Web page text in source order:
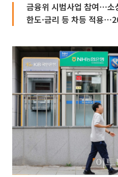
금융위 시범사업 참여⋯소
한도·금리 등 차등 적용